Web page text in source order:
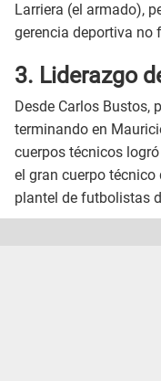
Larriera (el armado),
gerencia deportiva no
3. Liderazgo
Desde Carlos Bustos,
terminando en
cuerpos técnicos
el gran cuerpo
plantel de futbolistas